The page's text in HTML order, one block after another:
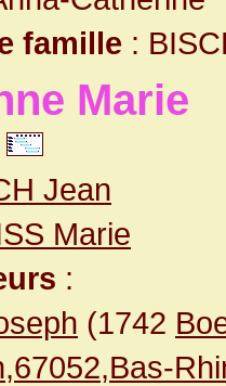
famille :
Marie
Jean
Marie
:
(1742